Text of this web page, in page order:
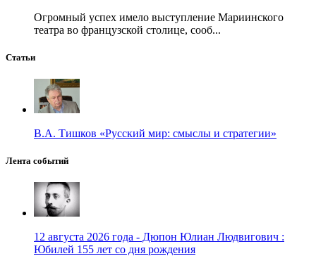
Огромный успех имело выступление Мариинского
театра во французской столице, сооб...
Статьи
В.А. Тишков «Русский мир: смыслы и стратегии»
Лента событий
12 августа 2026 года - Дюпон Юлиан Людвигович :
Юбилей 155 лет со дня рождения